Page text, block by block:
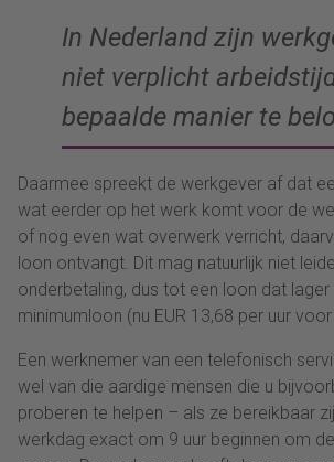
In Nederland zijn
niet verplicht
bepaalde manier te
Daarmee spreekt de werkgever af dat
wat eerder op het werk komt voor de
of nog even wat overwerk verricht,
loon ontvangt. Dit mag natuurlijk niet
onderbetaling, dus tot een loon dat
minimumloon (nu EUR 13,68 per uur
Een werknemer van een telefonisch
wel van die aardige mensen die u
proberen te helpen – als ze bereikbaar
werkdag exact om 9 uur beginnen om